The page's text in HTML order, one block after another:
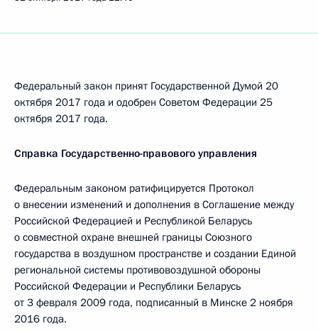
Федеральный закон принят Государственной Думой 20
октября 2017 года и одобрен Советом Федерации 25
октября 2017 года.
Справка Государственно-правового управления
Федеральным законом ратифицируется Протокол
о внесении изменений и дополнения в Соглашение между
Российской Федерацией и Республикой Беларусь
о совместной охране внешней границы Союзного
государства в воздушном пространстве и создании Единой
региональной системы противовоздушной обороны
Российской Федерации и Республики Беларусь
от 3 февраля 2009 года, подписанный в Минске 2 ноября
2016 года.